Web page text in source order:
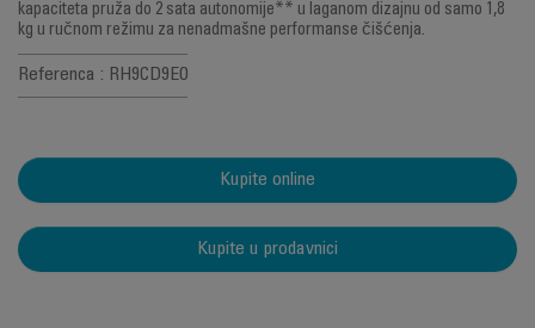
kapaciteta pruža do 2 sata autonomije** u laganom dizajnu od samo 1,8
kg u ručnom režimu za nenadmašne performanse čišćenja.
Referenca : RH9CD9E0
Kupite online
Kupite u prodavnici